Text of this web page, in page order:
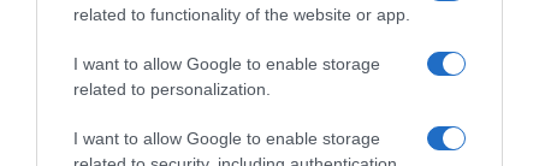
related to functionality of the website or app.
I want to allow Google to enable storage
related to personalization.
I want to allow Google to enable storage
Χανιά: Νεαρός Παλαιστίνιος